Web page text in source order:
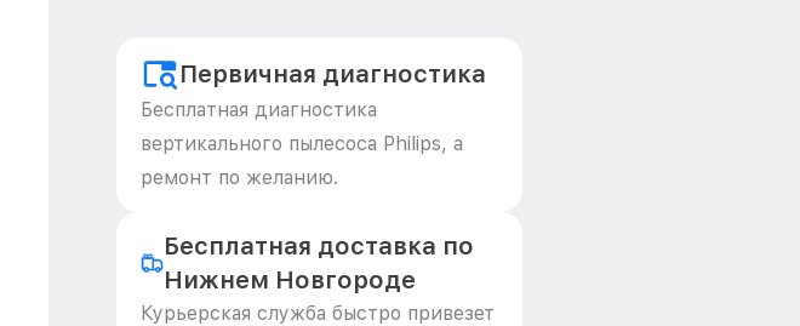
Первичная диагностика
Бесплатная диагностика
вертикального пылесоса Philips, а
ремонт по желанию.
Бесплатная доставка по
Нижнем Новгороде
Курьерская служба быстро привезет